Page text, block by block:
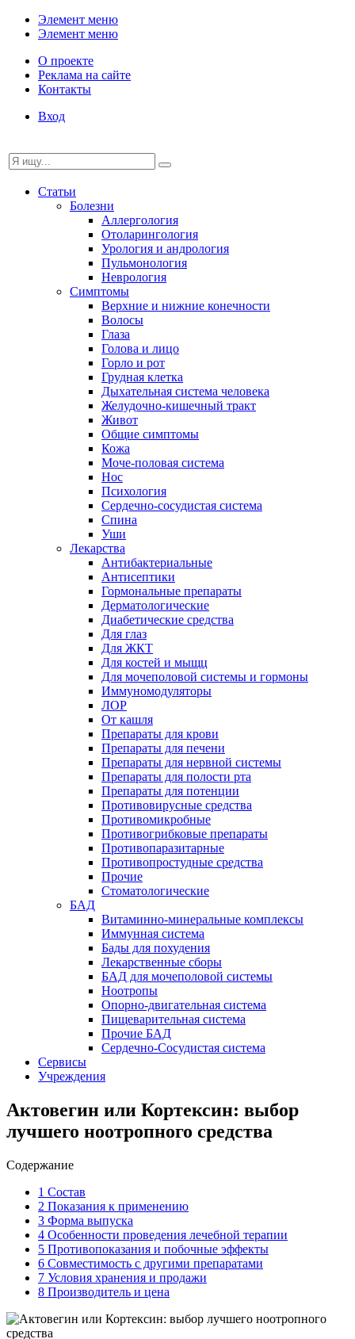
Элемент меню
Элемент меню
О проекте
Реклама на сайте
Контакты
Вход
Статьи
Болезни
Аллергология
Отоларингология
Урология и андрология
Пульмонология
Неврология
Симптомы
Верхние и нижние конечности
Волосы
Глаза
Голова и лицо
Горло и рот
Грудная клетка
Дыхательная система человека
Желудочно-кишечный тракт
Живот
Общие симптомы
Кожа
Моче-половая система
Нос
Психология
Сердечно-сосудистая система
Спина
Уши
Лекарства
Антибактериальные
Антисептики
Гормональные препараты
Дерматологические
Диабетические средства
Для глаз
Для ЖКТ
Для костей и мыщц
Для мочеполовой системы и гормоны
Иммуномодуляторы
ЛОР
От кашля
Препараты для крови
Препараты для печени
Препараты для нервной системы
Препараты для полости рта
Препараты для потенции
Противовирусные средства
Противомикробные
Противогрибковые препараты
Противопаразитарные
Противопростудные средства
Прочие
Стоматологические
БАД
Витаминно-минеральные комплексы
Иммунная система
Бады для похудения
Лекарственные сборы
БАД для мочеполовой системы
Ноотропы
Опорно-двигательная система
Пищеварительная система
Прочие БАД
Сердечно-Сосудистая система
Сервисы
Учреждения
Актовегин или Кортексин: выбор
лучшего ноотропного средства
Содержание
1 Состав
2 Показания к применению
3 Форма выпуска
4 Особенности проведения лечебной терапии
5 Противопоказания и побочные эффекты
6 Совместимость с другими препаратами
7 Условия хранения и продажи
8 Производитель и цена